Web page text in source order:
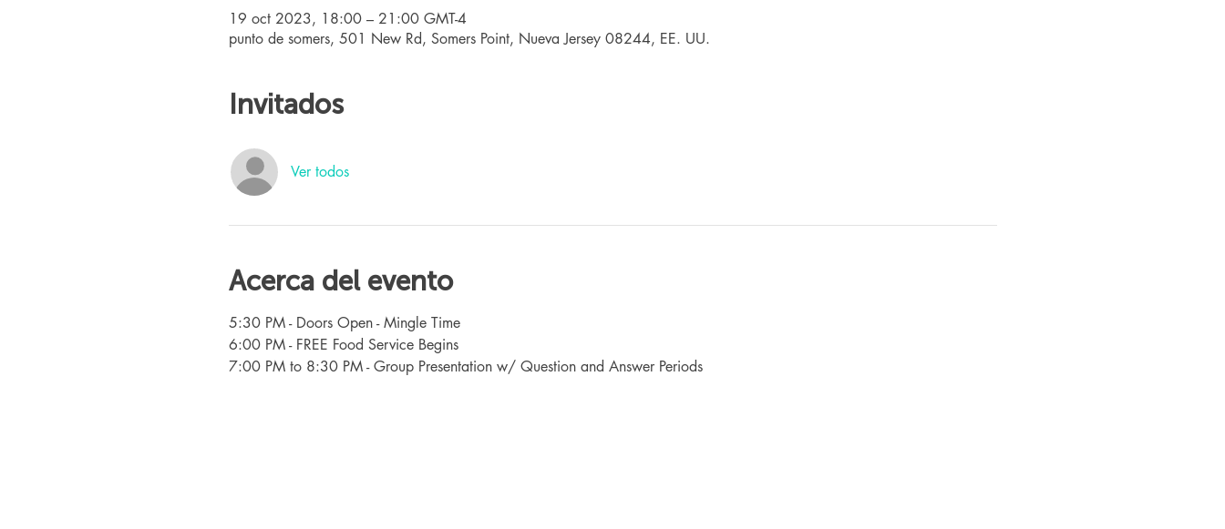
19 oct 2023, 18:00 – 21:00 GMT-4
punto de somers, 501 New Rd, Somers Point, Nueva Jersey 08244, EE. UU.
Invitados
Ver todos
Acerca del evento
5:30 PM - Doors Open - Mingle Time
6:00 PM - FREE Food Service Begins
7:00 PM to 8:30 PM - Group Presentation w/ Question and Answer Periods